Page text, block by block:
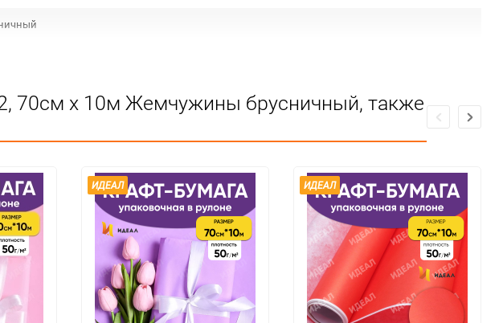
сертификации
условий не требует
70см x 10м Жемчужины брусничный, также
ИДЕАЛ ИДЕАЛ